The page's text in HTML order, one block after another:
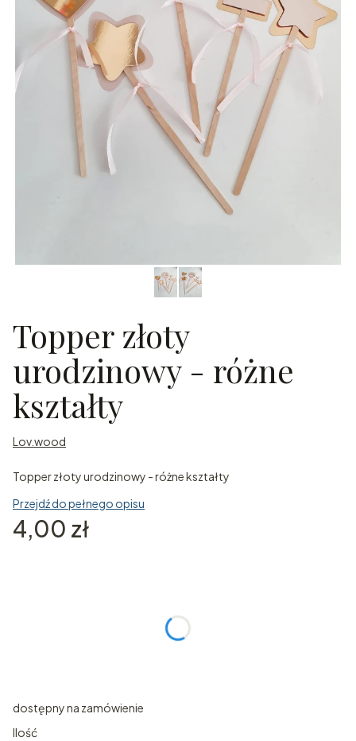
Topper złoty
urodzinowy - różne
kształty
Lov.wood
Topper złoty urodzinowy - różne kształty
Przejdź do pełnego opisu
Cena
4,00 zł
Opcjonalne
dostępny na zamówienie
Ilość